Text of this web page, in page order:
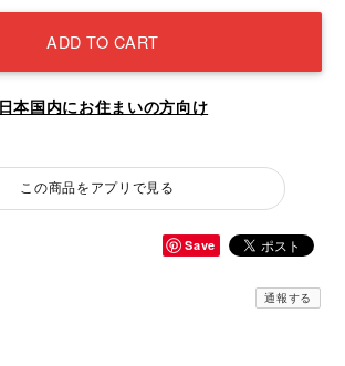
ADD TO CART
日本国内にお住まいの方向け
この商品をアプリで見る
Save
通報する